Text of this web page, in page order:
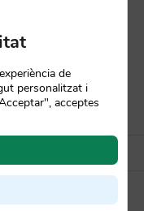
de
personalitzat i
acceptes